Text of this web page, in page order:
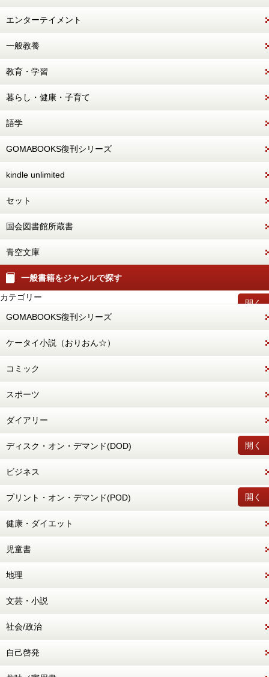
エンターテイメント
一般教養
教育・学習
暮らし・健康・子育て
語学
GOMABOOKS復刊シリーズ
kindle unlimited
セット
国会図書館所蔵書
青空文庫
一般書籍をジャンルで探す
開く
カテゴリー
GOMABOOKS復刊シリーズ
ケータイ小説（おりおん☆）
コミック
スポーツ
ダイアリー
開く
ディスク・オン・デマンド(DOD)
ビジネス
開く
プリント・オン・デマンド(POD)
健康・ダイエット
児童書
地理
文芸・小説
社会/政治
自己啓発